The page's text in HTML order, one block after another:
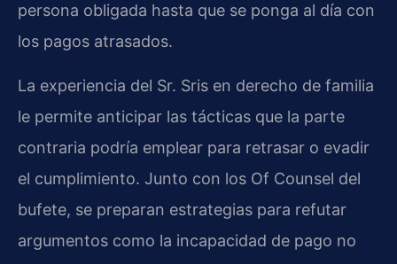
persona obligada hasta que se ponga al día con
los pagos atrasados.
La experiencia del Sr. Sris en derecho de familia
le permite anticipar las tácticas que la parte
contraria podría emplear para retrasar o evadir
el cumplimiento. Junto con los Of Counsel del
bufete, se preparan estrategias para refutar
argumentos como la incapacidad de pago no